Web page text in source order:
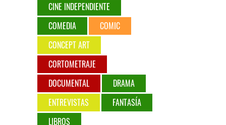
CINE INDEPENDIENTE
COMEDIA
COMIC
CONCEPT ART
CORTOMETRAJE
DOCUMENTAL
DRAMA
ENTREVISTAS
FANTASÍA
LIBROS